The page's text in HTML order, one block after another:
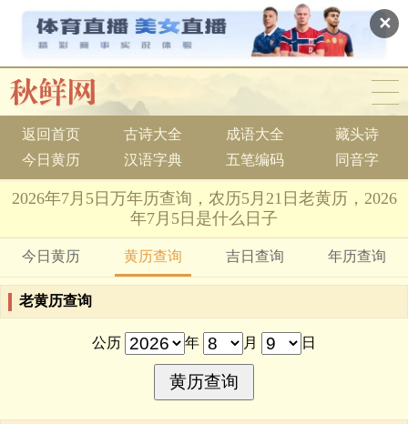
✕
返回首页 古诗大全 成语大全
藏头诗
今日黄历
汉语字典 五笔编码 同音字
2026年7月5日万年历查询，农历5月21日老黄历，2026
年7月5日是什么日子
今日黄历 黄历查询 吉日查询 年历查询
老黄历查询
公历 年 月 日